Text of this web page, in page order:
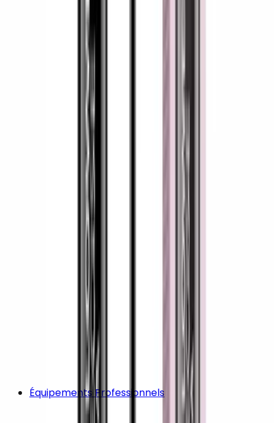
Équipements Professionnels